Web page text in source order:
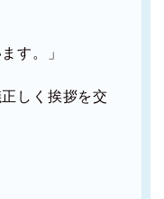
す。」
しく挨拶を交